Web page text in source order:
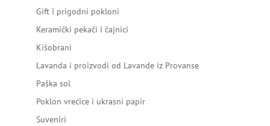
Gift i prigodni pokloni
Keramički pekači i čajnici
Kišobrani
Lavanda i proizvodi od Lavande iz Provanse
Paška sol
Poklon vrećice i ukrasni papir
Suveniri